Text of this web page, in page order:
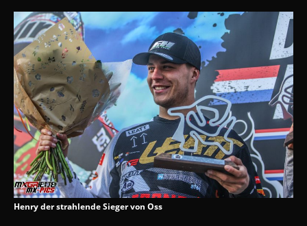
Henry der strahlende Sieger von Oss